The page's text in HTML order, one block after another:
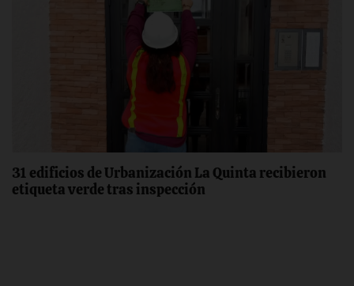
31 edificios de Urbanización La Quinta recibieron
etiqueta verde tras inspección